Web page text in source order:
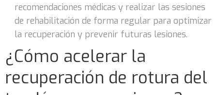
recomendaciones médicas y realizar las sesiones
de rehabilitación de forma regular para optimizar
la recuperación y prevenir futuras lesiones.
¿Cómo acelerar la
recuperación de rotura del